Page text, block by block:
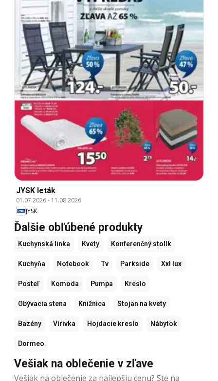
JYSK leták
01.07.2026- 11.08.2026
JYSK
Ďalšie obľúbené produkty
Kuchynská linka Kvety Konferenčný stolík
Kuchyňa Notebook Tv Parkside Xxl lux
Posteľ Komoda Pumpa Kreslo
Obývacia stena Knižnica Stojan na kvety
Bazény Vírivka Hojdacie kreslo Nábytok
Dormeo
Vešiak na oblečenie v zľave
Vešiak na oblečenie za najlepšiu cenu? Ste na